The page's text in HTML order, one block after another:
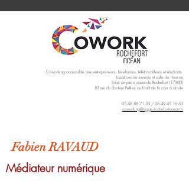
Coworking accessible aux entrepreneurs, freelances, télétravailleurs et étudiants.
Locations de bureau et salle de réunion
Situé en plein coeur de Rochefort (17300)
10 rue du docteur Peltier, au fond de la cour à droite
05 46 88 71 39 / 06 49 45 16 63
coworking@agglo-rochefortocean.fr
Fabien RAVAUD
Médiateur numérique